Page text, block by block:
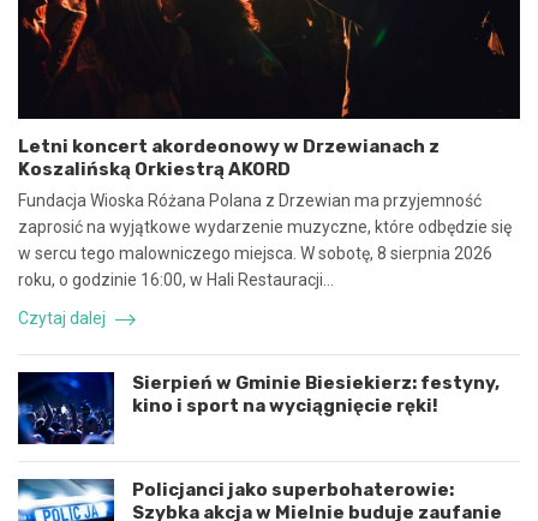
a
ó
ł
p
r
c
ę
i
k
o
o
r
d
y
n
a
c
j
e
e
c
z
n
z
d
a
r
z
e
n
i
e
d
r
o
g
Letni koncert akordeonowy w Drzewianach z
Koszalińską Orkiestrą AKORD
Fundacja Wioska Różana Polana z Drzewian ma przyjemność
zaprosić na wyjątkowe wydarzenie muzyczne, które odbędzie się
w sercu tego malowniczego miejsca. W sobotę, 8 sierpnia 2026
roku, o godzinie 16:00, w Hali Restauracji…
Czytaj dalej
Sierpień w Gminie Biesiekierz: festyny,
kino i sport na wyciągnięcie ręki!
Policjanci jako superbohaterowie:
Szybka akcja w Mielnie buduje zaufanie